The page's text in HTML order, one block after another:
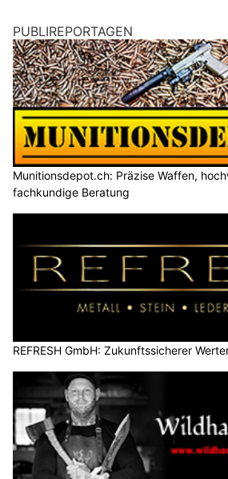
PUBLIREPORTAGEN
Munitionsdepot.ch: Präzise Waffen,
fachkundige Beratung
REFRESH GmbH: Zukunftssicherer